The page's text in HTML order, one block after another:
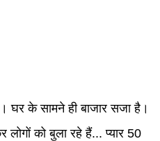
घर के सामने ही बाजार सजा है।
को बुला रहे हैं... प्यार 50